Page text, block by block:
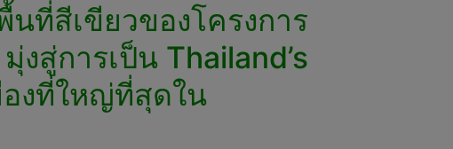
ที่สีเขียวของโครงการ
สู่การเป็น Thailand’s
องที่ใหญ่ที่สุดใน